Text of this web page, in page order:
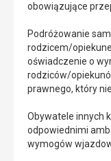
obowiązujące
Podróżowanie
rodzicem/
oświadczenie o
rodziców/
prawnego, który
Obywatele innych
odpowiednimi
wymogów